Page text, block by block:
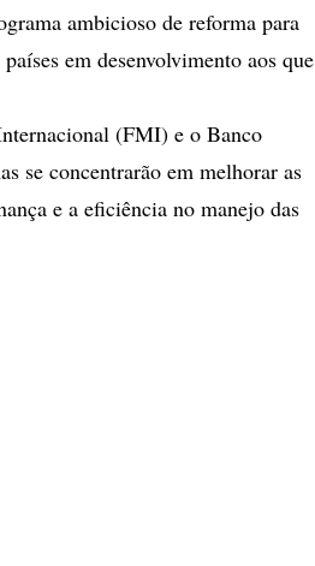
ambicioso de reforma para
em desenvolvimento aos que
(FMI) e o Banco
se concentrarão em melhorar as
e a eficiência no manejo das